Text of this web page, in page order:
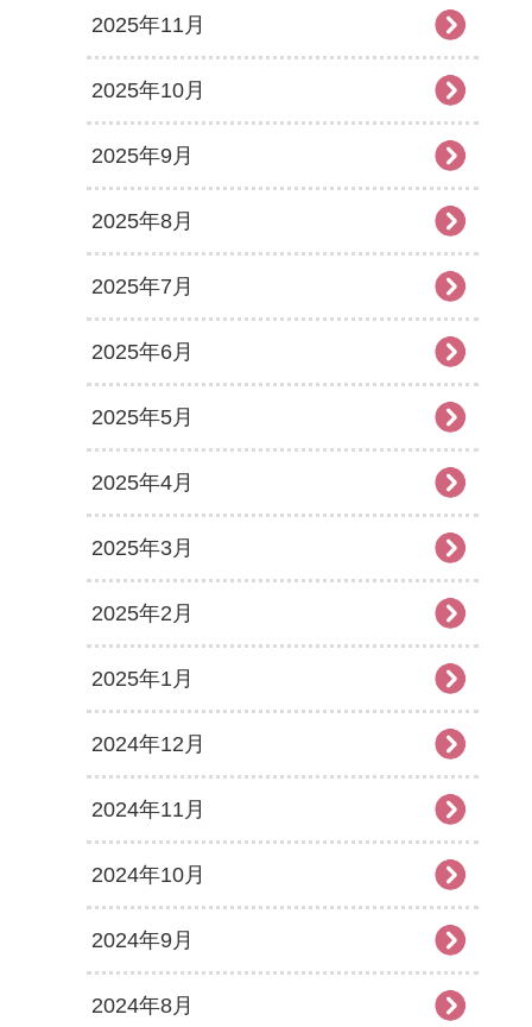
2025年11月
2025年10月
2025年9月
2025年8月
2025年7月
2025年6月
2025年5月
2025年4月
2025年3月
2025年2月
2025年1月
2024年12月
2024年11月
2024年10月
2024年9月
2024年8月